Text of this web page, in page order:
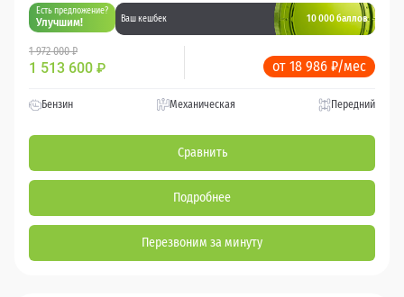
Есть предложение?
Улучшим! Ваш кешбек 10 000 баллов
1 972 000 ₽
1 513 600 ₽ от 18 986 ₽/мес
Бензин Механическая Передний
Сравнить
Подробнее
Перезвоним за минуту